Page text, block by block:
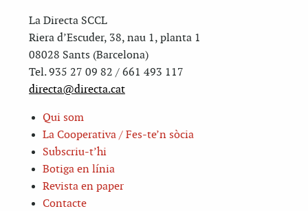
La Directa SCCL
Riera d’Escuder, 38, nau 1, planta 1
08028 Sants (Barcelona)
Tel. 935 27 09 82 / 661 493 117
directa@directa.cat
Qui som
La Cooperativa / Fes-te’n sòcia
Subscriu-t’hi
Botiga en línia
Revista en paper
Contacte